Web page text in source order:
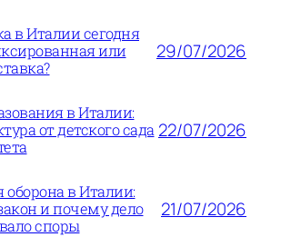
в Италии сегодня
или
29/07/2026
в Италии:
от детского сада 22/07/2026
в Италии:
и почему дело
споры
21/07/2026